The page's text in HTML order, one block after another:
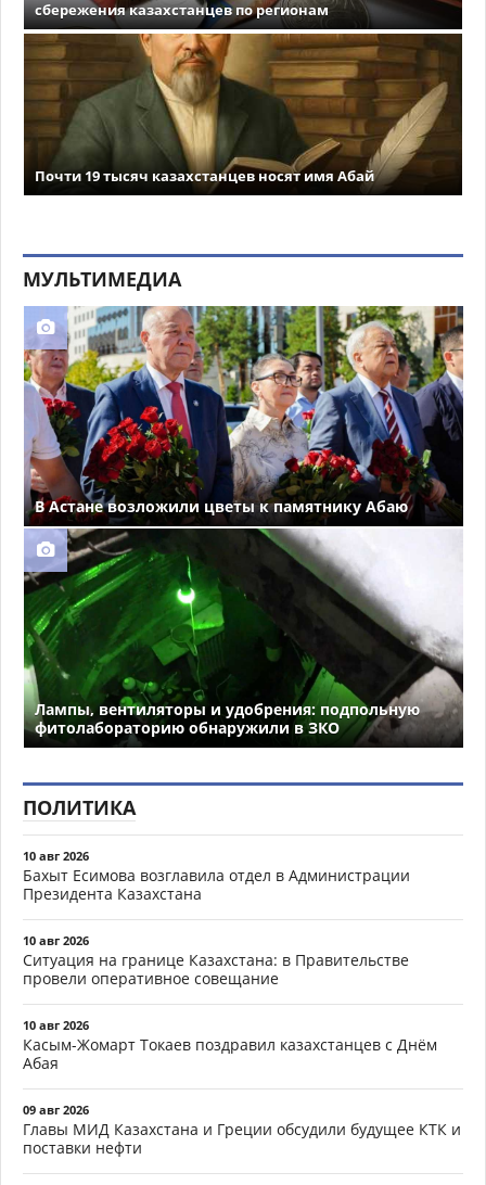
сбережения казахстанцев по регионам
Почти 19 тысяч казахстанцев носят имя Абай
МУЛЬТИМЕДИА
В Астане возложили цветы к памятнику Абаю
Лампы, вентиляторы и удобрения: подпольную
фитолабораторию обнаружили в ЗКО
ПОЛИТИКА
10 авг 2026
Бахыт Есимова возглавила отдел в Администрации
Президента Казахстана
10 авг 2026
Ситуация на границе Казахстана: в Правительстве
провели оперативное совещание
10 авг 2026
Касым-Жомарт Токаев поздравил казахстанцев с Днём
Абая
09 авг 2026
Главы МИД Казахстана и Греции обсудили будущее КТК и
поставки нефти